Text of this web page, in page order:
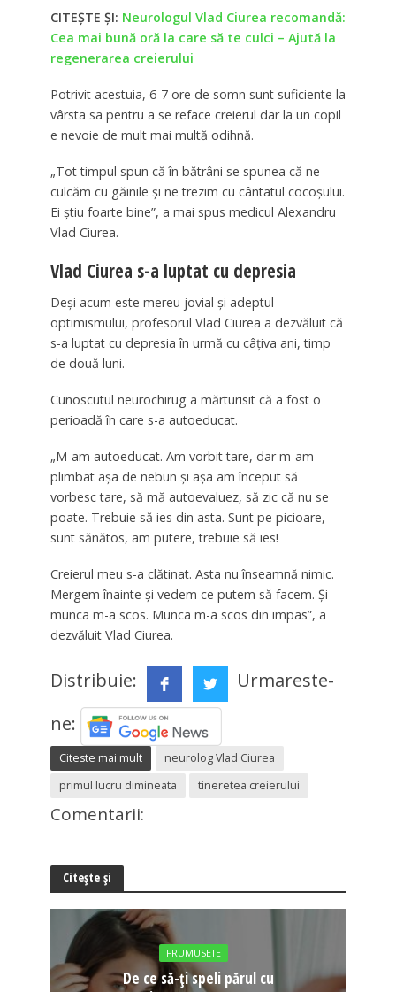
CITEȘTE ȘI: Neurologul Vlad Ciurea recomandă:
Cea mai bună oră la care să te culci – Ajută la
regenerarea creierului
Potrivit acestuia, 6-7 ore de somn sunt suficiente la
vârsta sa pentru a se reface creierul dar la un copil
e nevoie de mult mai multă odihnă.
„Tot timpul spun că în bătrâni se spunea că ne
culcăm cu găinile și ne trezim cu cântatul cocoșului.
Ei știu foarte bine”, a mai spus medicul Alexandru
Vlad Ciurea.
Vlad Ciurea s-a luptat cu depresia
Deși acum este mereu jovial și adeptul
optimismului, profesorul Vlad Ciurea a dezvăluit că
s-a luptat cu depresia în urmă cu câţiva ani, timp
de două luni.
Cunoscutul neurochirug a mărturisit că a fost o
perioadă în care s-a autoeducat.
„M-am autoeducat. Am vorbit tare, dar m-am
plimbat așa de nebun și așa am început să
vorbesc tare, să mă autoevaluez, să zic că nu se
poate. Trebuie să ies din asta. Sunt pe picioare,
sunt sănătos, am putere, trebuie să ies!
Creierul meu s-a clătinat. Asta nu înseamnă nimic.
Mergem înainte și vedem ce putem să facem. Și
munca m-a scos. Munca m-a scos din impas”, a
dezvăluit Vlad Ciurea.
Distribuie:
Urmareste-
ne:
Citeste mai mult
neurolog Vlad Ciurea
primul lucru dimineata
tineretea creierului
Comentarii:
Citește și
FRUMUSETE
De ce să-ți speli părul cu